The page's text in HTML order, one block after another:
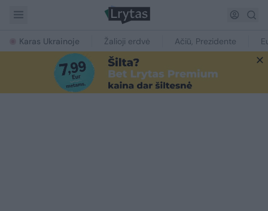
Karas Ukrainoje Žalioji erdvė Ačiū, Prezidente